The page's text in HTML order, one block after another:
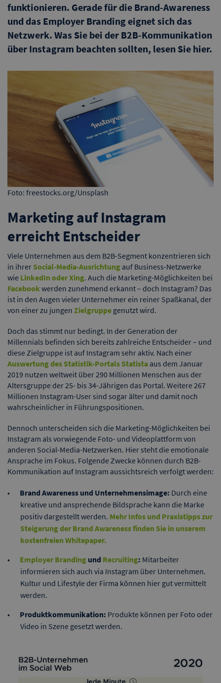
funktionieren. Gerade für die Brand-Awareness
und das Employer Branding eignet sich das
Netzwerk. Was Sie bei der B2B-Kommunikation
über Instagram beachten sollten, lesen Sie hier.
Foto: freestocks.org/Unsplash
Marketing auf Instagram
erreicht Entscheider
Viele Unternehmen aus dem B2B-Segment konzentrieren sich
in ihrer Social-Media-Ausrichtung auf Business-Netzwerke
wie LinkedIn oder Xing. Auch die Marketing-Möglichkeiten bei
Facebookwerden zunehmend erkannt – doch Instagram? Das
ist in den Augen vieler Unternehmer ein reiner Spaßkanal, der
von einer zu jungen Zielgruppe genutzt wird.
Doch das stimmt nur bedingt. In der Generation der
Millennials befinden sich bereits zahlreiche Entscheider – und
diese Zielgruppe ist auf Instagram sehr aktiv. Nach einer
Auswertung des Statistik-Portals Statista aus dem Januar
2019 nutzen weltweit über 290 Millionen Menschen aus der
Altersgruppe der 25- bis 34-Jährigen das Portal. Weitere 267
Millionen Instagram-User sind sogar älter und damit noch
wahrscheinlicher in Führungspositionen.
Dennoch unterscheiden sich die Marketing-Möglichkeiten bei
Instagram als vorwiegende Foto- und Videoplattform von
anderen Social-Media-Netzwerken. Hier steht die emotionale
Ansprache im Fokus. Folgende Zwecke können durch B2B-
Kommunikation auf Instagram aussichtsreich verfolgt werden:
Brand Awareness und Unternehmensimage: Durch eine
kreative und ansprechende Bildsprache kann die Marke
positiv dargestellt werden. Mehr Infos und Praxistipps zur
Steigerung der Brand Awareness finden Sie in unserem
kostenfreien Whitepaper.
Employer Branding und Recruiting: Mitarbeiter
informieren sich auch via Instagram über Unternehmen.
Kultur und Lifestyle der Firma können hier gut vermittelt
werden.
Produktkommunikation: Produkte können per Foto oder
Video in Szene gesetzt werden.